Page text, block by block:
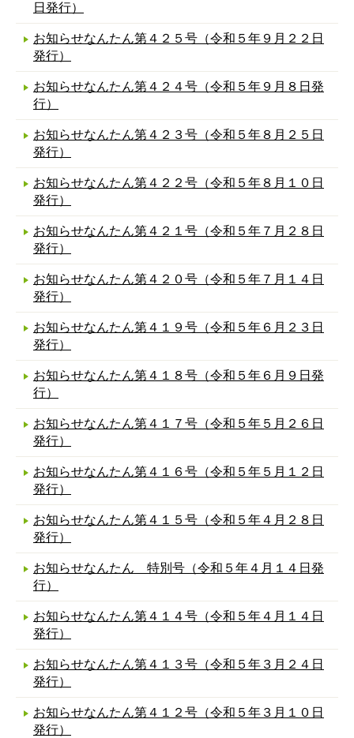
日発行）
お知らせなんたん第４２５号（令和５年９月２２日
発行）
お知らせなんたん第４２４号（令和５年９月８日発
行）
お知らせなんたん第４２３号（令和５年８月２５日
発行）
お知らせなんたん第４２２号（令和５年８月１０日
発行）
お知らせなんたん第４２１号（令和５年７月２８日
発行）
お知らせなんたん第４２０号（令和５年７月１４日
発行）
お知らせなんたん第４１９号（令和５年６月２３日
発行）
お知らせなんたん第４１８号（令和５年６月９日発
行）
お知らせなんたん第４１７号（令和５年５月２６日
発行）
お知らせなんたん第４１６号（令和５年５月１２日
発行）
お知らせなんたん第４１５号（令和５年４月２８日
発行）
お知らせなんたん 特別号（令和５年４月１４日発
行）
お知らせなんたん第４１４号（令和５年４月１４日
発行）
お知らせなんたん第４１３号（令和５年３月２４日
発行）
お知らせなんたん第４１２号（令和５年３月１０日
発行）